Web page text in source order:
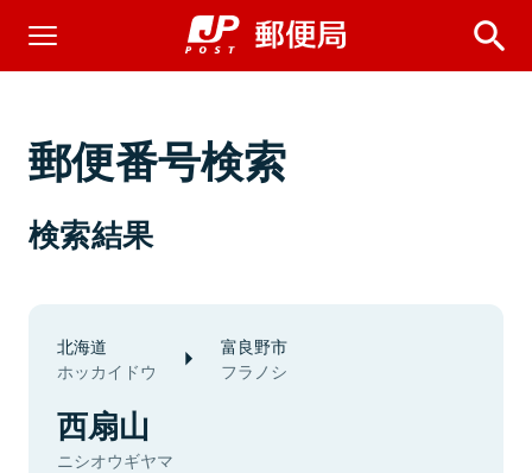
郵便番号検索
検索結果
北海道
ホッカイドウ
富良野市
フラノシ
西扇山
ニシオウギヤマ